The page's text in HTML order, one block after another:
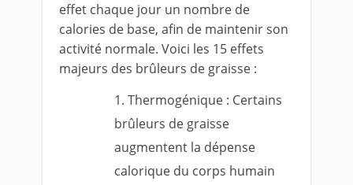
effet chaque jour un nombre de
calories de base, afin de maintenir son
activité normale. Voici les 15 effets
majeurs des brûleurs de graisse :
Thermogénique : Certains
brûleurs de graisse
augmentent la dépense
calorique du corps humain